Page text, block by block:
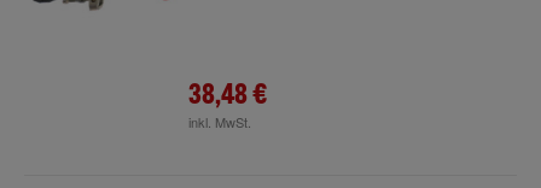
38,48 €
inkl. MwSt.